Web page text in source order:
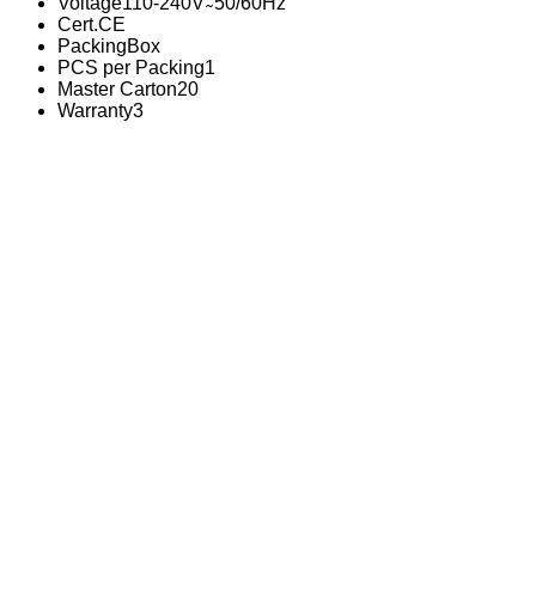
Cert.CE
PackingBox
PCS per Packing1
Master Carton20
Warranty3